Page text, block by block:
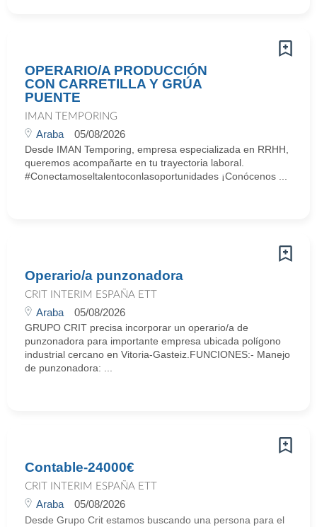
OPERARIO/A PRODUCCIÓN
CON CARRETILLA Y GRÚA
PUENTE
IMAN TEMPORING
Araba 05/08/2026
Desde IMAN Temporing, empresa especializada en RRHH,
queremos acompañarte en tu trayectoria laboral.
#Conectamoseltalentoconlasoportunidades ¡Conócenos ...
Operario/a punzonadora
CRIT INTERIM ESPAÑA ETT
Araba 05/08/2026
GRUPO CRIT precisa incorporar un operario/a de
punzonadora para importante empresa ubicada polígono
industrial cercano en Vitoria-Gasteiz.FUNCIONES:- Manejo
de punzonadora: ...
Contable-24000€
CRIT INTERIM ESPAÑA ETT
Araba 05/08/2026
Desde Grupo Crit estamos buscando una persona para el